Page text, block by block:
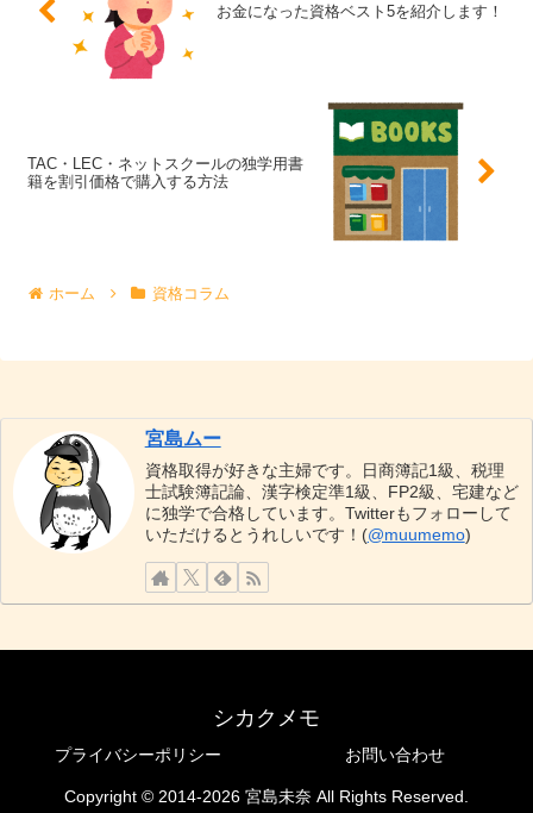
お金になった資格ベスト5を紹介します！
TAC・LEC・ネットスクールの独学用書
籍を割引価格で購入する方法
ホーム 資格コラム
宮島ムー
資格取得が好きな主婦です。日商簿記1級、税理
士試験簿記論、漢字検定準1級、FP2級、宅建など
に独学で合格しています。Twitterもフォローして
いただけるとうれしいです！(@muumemo)
シカクメモ
プライバシーポリシー お問い合わせ
Copyright © 2014-2026 宮島未奈 All Rights Reserved.